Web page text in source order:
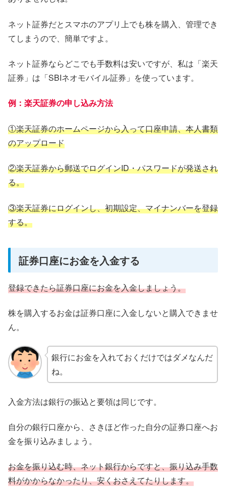
ネット証券だとスマホのアプリ上でも株を購入、管理でき
てしまうので、簡単ですよ。
ネット証券ならどこでも手数料は安いですが、私は「楽天
証券」は「SBIネオモバイル証券」を使っています。
例：楽天証券の申し込み方法
①楽天証券のホームページから入って口座申請、本人書類
のアップロード
②楽天証券から郵送でログインID・パスワードが発送され
る。
③楽天証券にログインし、初期設定、マイナンバーを登録
する。
証券口座にお金を入金する
登録できたら証券口座にお金を入金しましょう。
株を購入するお金は証券口座に入金しないと購入できませ
ん。
銀行にお金を入れておくだけではダメなんだ
ね。
入金方法は銀行の振込と要領は同じです。
自分の銀行口座から、さきほど作った自分の証券口座へお
金を振り込みましょう。
お金を振り込む時、ネット銀行からですと、振り込み手数
料がかからなかったり、安くおさえてたりします。